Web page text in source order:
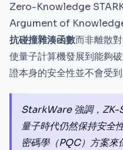
Zero-Knowledge
Argument of Knowledge
抗碰撞雜湊函數而非離散
使量子計算機發展到能夠
證本身的安全性並不會受到
StarkWare 強調，ZK-
量子時代仍然保持安全
密碼學（PQC）方案來